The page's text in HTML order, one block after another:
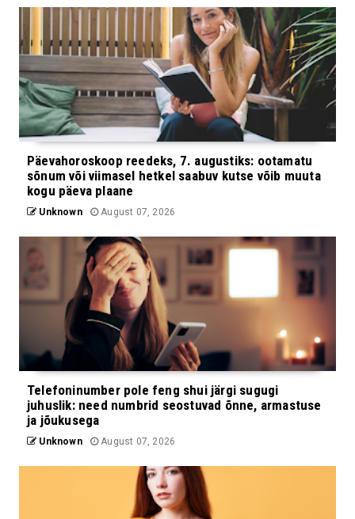
Päevahoroskoop reedeks, 7. augustiks: ootamatu
sõnum või viimasel hetkel saabuv kutse võib muuta
kogu päeva plaane
Unknown August 07, 2026
Telefoninumber pole feng shui järgi sugugi
juhuslik: need numbrid seostuvad õnne, armastuse
ja jõukusega
Unknown August 07, 2026